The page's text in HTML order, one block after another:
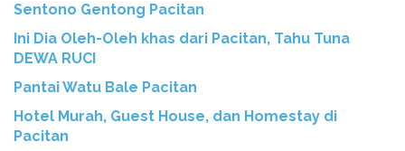
Sentono Gentong Pacitan
Ini Dia Oleh-Oleh khas dari Pacitan, Tahu Tuna
DEWA RUCI
Pantai Watu Bale Pacitan
Hotel Murah, Guest House, dan Homestay di
Pacitan